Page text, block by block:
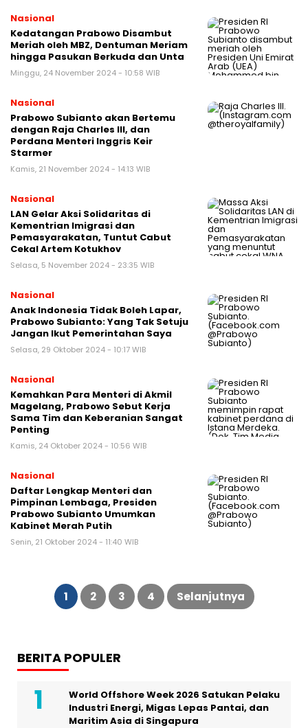
Nasional
Kedatangan Prabowo Disambut
Meriah oleh MBZ, Dentuman Meriam
hingga Pasukan Berkuda dan Unta
Minggu, 24 November 2024 - 10:58 WIB
Nasional
Prabowo Subianto akan Bertemu
dengan Raja Charles III, dan
Perdana Menteri Inggris Keir
Starmer
Kamis, 21 November 2024 - 14:13 WIB
Nasional
LAN Gelar Aksi Solidaritas di
Kementrian Imigrasi dan
Pemasyarakatan, Tuntut Cabut
Cekal Artem Kotukhov
Selasa, 5 November 2024 - 23:35 WIB
Nasional
Anak Indonesia Tidak Boleh Lapar,
Prabowo Subianto: Yang Tak Setuju
Jangan Ikut Pemerintahan Saya
Selasa, 29 Oktober 2024 - 10:17 WIB
Nasional
Kemahkan Para Menteri di Akmil
Magelang, Prabowo Sebut Kerja
Sama Tim dan Keberanian Sangat
Penting
Kamis, 24 Oktober 2024 - 10:56 WIB
Nasional
Daftar Lengkap Menteri dan
Pimpinan Lembaga, Presiden
Prabowo Subianto Umumkan
Kabinet Merah Putih
Senin, 21 Oktober 2024 - 11:40 WIB
Paginasi
1 2 3 4 Selanjutnya
BERITA POPULER
World Offshore Week 2026 Satukan Pelaku
Industri Energi, Migas Lepas Pantai, dan
Maritim Asia di Singapura